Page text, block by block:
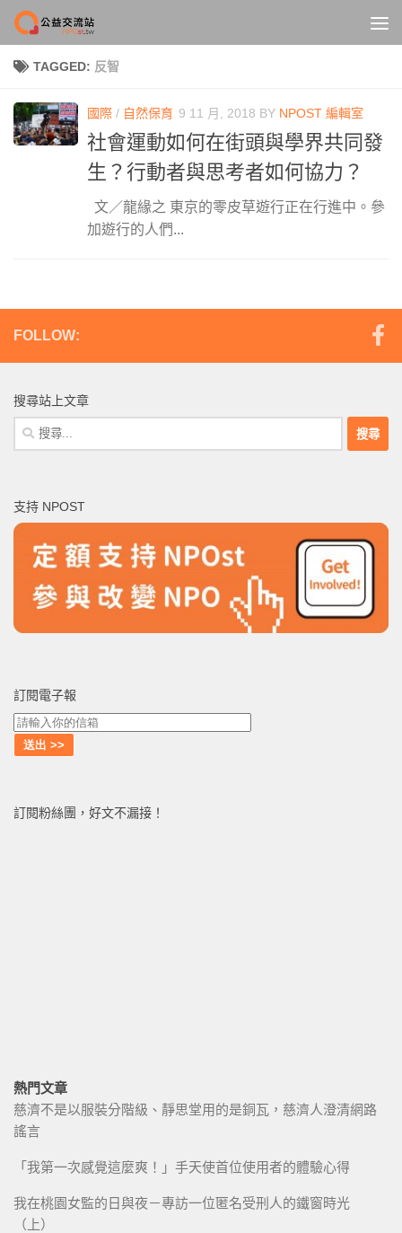
Skip to content
TAGGED: 反智
國際 / 自然保育 9 11 月, 2018 BY NPOST 編輯室
社會運動如何在街頭與學界共同發
生？行動者與思考者如何協力？
文／龍緣之 東京的零皮草遊行正在行進中。參
加遊行的人們...
FOLLOW:
搜尋站上文章
搜
尋
字:
支持 NPOST
訂閱電子報
訂閱粉絲團，好文不漏接！
熱門文章
慈濟不是以服裝分階級、靜思堂用的是銅瓦，慈濟人澄清網路
謠言
「我第一次感覺這麼爽！」手天使首位使用者的體驗心得
我在桃園女監的日與夜－專訪一位匿名受刑人的鐵窗時光
（上）